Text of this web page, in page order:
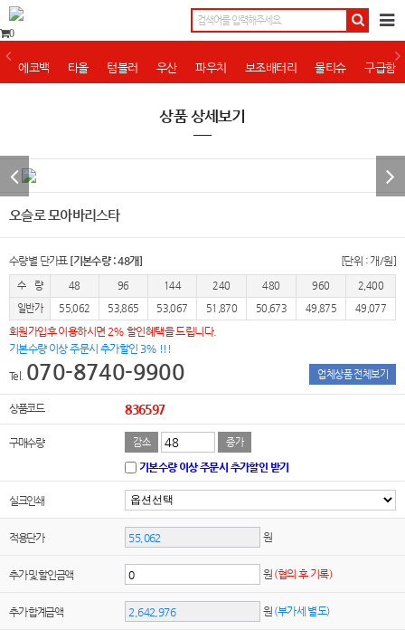
0
에코백 타올 텀블러 우산 파우치 보조배터리 물티슈 구급함
상품 상세보기
오슬로 모아바리스타
수량별 단가표 [기본수량 : 48개] [단위 : 개/원]
수 량 48 96 144 240 480 960
2,400
일반가
55,062 53,865 53,067 51,870 50,673 49,875 49,077
회원가입후 이용하시면 2% 할인혜택을 드립니다.
기본수량 이상 주문시 추가할인 3% !!!
Tel. 070-8740-9900 업체상품 전체보기
상품코드 836597
구매수량 감소 증가
기본수량 이상 주문시 추가할인 받기
실크인쇄
적용단가 원
추가 및 할인금액 원 (협의 후 기록)
추가 합계금액 원 (부가세 별도)